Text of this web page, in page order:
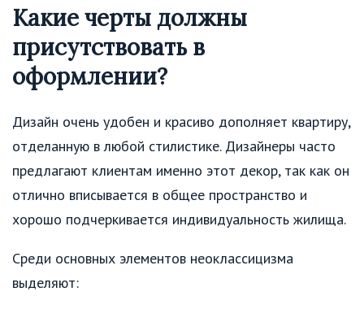
Какие черты должны
присутствовать в
оформлении?
Дизайн очень удобен и красиво дополняет квартиру,
отделанную в любой стилистике. Дизайнеры часто
предлагают клиентам именно этот декор, так как он
отлично вписывается в общее пространство и
хорошо подчеркивается индивидуальность жилища.
Среди основных элементов неоклассицизма
выделяют: